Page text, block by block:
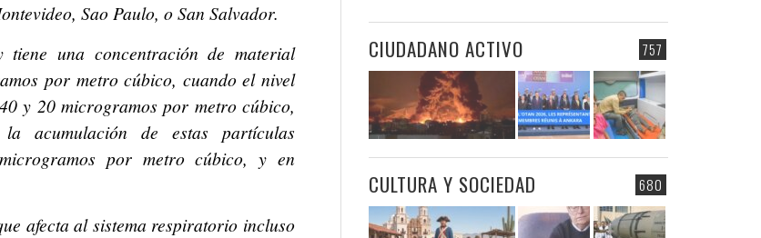
Sao Paulo, o San Salvador.
una concentración de material
por metro cúbico, cuando el nivel
y 20 microgramos por metro cúbico,
acumulación de estas partículas
por metro cúbico, y en
afecta al sistema respiratorio incluso
757
CIUDADANO ACTIVO
680
CULTURA Y SOCIEDAD